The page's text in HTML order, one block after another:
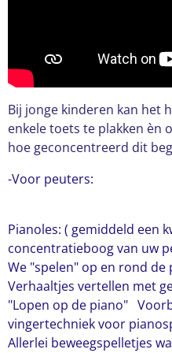
Bij jonge kinderen kan het
enkele toets te plakken èn
hoe geconcentreerd dit
-Voor peuters:
Pianoles: ( gemiddeld een
concentratieboog van uw
We "spelen" op en rond de
Verhaaltjes vertellen met
"Lopen op de piano"
vingertechniek voor
Allerlei beweegspelletjes